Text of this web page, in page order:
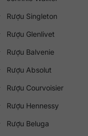
Rượu Singleton
Rượu Glenlivet
Rượu Balvenie
Rượu Absolut
Rượu Courvoisier
Rượu Hennessy
Rượu Beluga